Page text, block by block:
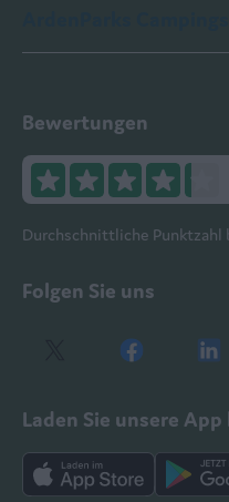
Bewertungen
Durchschnittliche Punktzahl
Folgen Sie uns
Laden Sie unsere